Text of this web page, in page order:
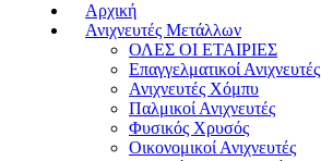
Αρχική
Ανιχνευτές Μετάλλων
ΟΛΕΣ ΟΙ ΕΤΑΙΡΙΕΣ
Επαγγελματικοί Ανιχνευτές
Ανιχνευτές Χόμπυ
Παλμικοί Ανιχνευτές
Φυσικός Χρυσός
Οικονομικοί Ανιχνευτές